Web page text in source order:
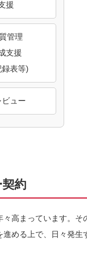
援
管理
支援
録表等)
ュー
約
高まっています。
める上で、日々発